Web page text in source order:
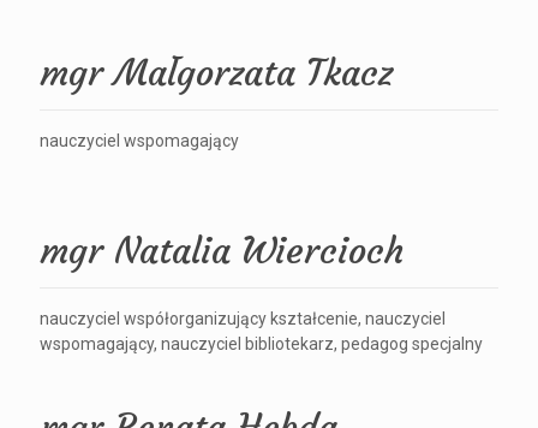
mgr Małgorzata Tkacz
nauczyciel wspomagający
mgr Natalia Wiercioch
nauczyciel współorganizujący kształcenie, nauczyciel
wspomagający, nauczyciel bibliotekarz, pedagog specjalny